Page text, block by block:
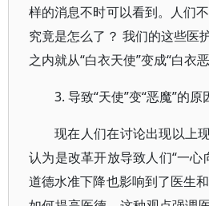
样的消息不时可以看到。人们
究竟是怎么了？ 我们的这些医
之内就从“白衣天使”变成“白衣
3. 导致“天使”变“恶魔”的原
现在人们在讨论出现以上
认为是改革开放导致人们“一心
道德水准下降也影响到了医生